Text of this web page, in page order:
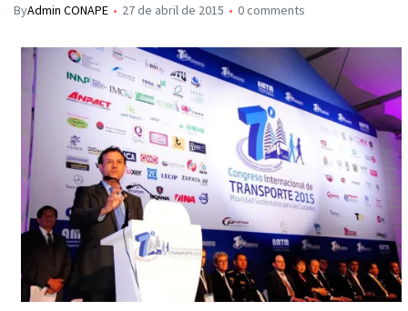
ByAdmin CONAPE 27 de abril de 2015 0 comments